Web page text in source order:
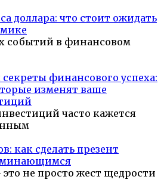
доллара: что стоит ожидать
событий в финансовом
финансового успеха:
изменят ваше
часто кажется
как сделать презент
не просто жест щедрости